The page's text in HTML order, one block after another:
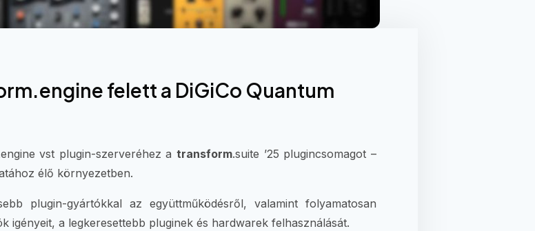
felett a DiGiCo Quantum
vst plugin-szerveréhez a transform.suite ’25 plugincsomagot –
élő környezetben.
plugin-gyártókkal az együttműködésről, valamint folyamatosan
a legkeresettebb pluginek és hardwarek felhasználását.